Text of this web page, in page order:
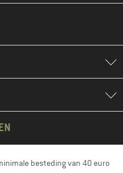
besteding van 40 euro